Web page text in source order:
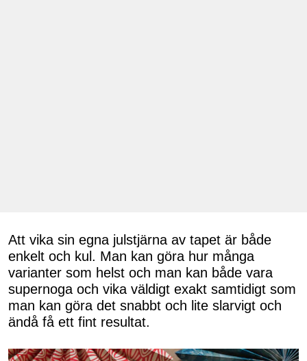
Att vika sin egna julstjärna av tapet är både
enkelt och kul. Man kan göra hur många
varianter som helst och man kan både vara
supernoga och vika väldigt exakt samtidigt som
man kan göra det snabbt och lite slarvigt och
ändå få ett fint resultat.